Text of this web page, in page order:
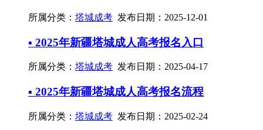
所属分类： 塔城成考 发布日期：2025-12-01
▪ 2025年新疆塔城成人高考报名入口
所属分类： 塔城成考 发布日期：2025-04-17
▪ 2025年新疆塔城成人高考报名流程
所属分类： 塔城成考 发布日期：2025-02-24